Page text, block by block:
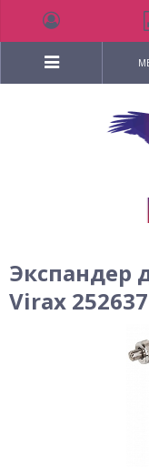
Экспандер
Virax 252637